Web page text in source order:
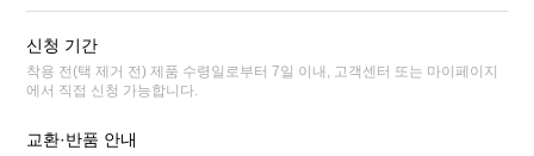
신청 기간
착용 전(택 제거 전) 제품 수령일로부터 7일 이내, 고객센터 또는 마이페이지
에서 직접 신청 가능합니다.
교환·반품 안내